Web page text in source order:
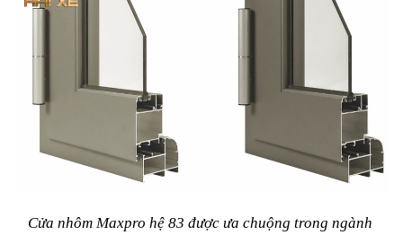
Cửa nhôm Maxpro hệ 83 được ưa chuộng trong ngành